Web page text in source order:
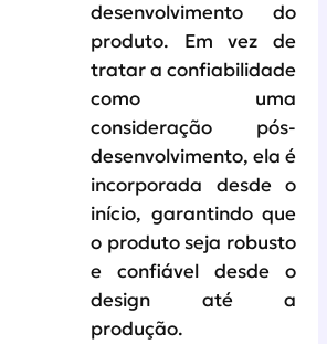
desenvolvimento do
produto. Em vez de
tratar a confiabilidade
como uma
consideração pós-
desenvolvimento, ela é
incorporada desde o
início, garantindo que
o produto seja robusto
e confiável desde o
design até a
produção.